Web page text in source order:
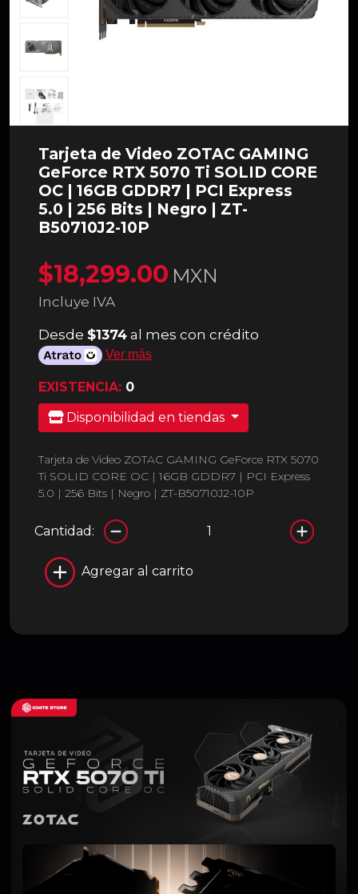
Tarjeta de Video ZOTAC GAMING
GeForce RTX 5070 Ti SOLID CORE
OC | 16GB GDDR7 | PCI Express
5.0 | 256 Bits | Negro | ZT-
B50710J2-10P
$18,299.00 MXN
Incluye IVA
Desde $1374 al mes con crédito
Ver más
EXISTENCIA: 0
Disponibilidad en tiendas
Tarjeta de Video ZOTAC GAMING GeForce RTX 5070
Ti SOLID CORE OC | 16GB GDDR7 | PCI Express
5.0 | 256 Bits | Negro | ZT-B50710J2-10P
Cantidad:
Agregar al carrito